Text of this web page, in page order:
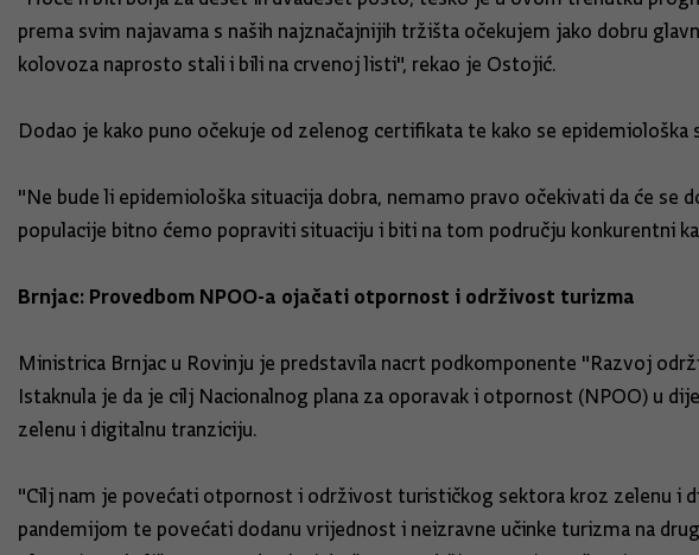
prema svim najavama s naših najznačajnijih tržišta očekujem jako dobru
kolovoza naprosto stali i bili na crvenoj listi", rekao je Ostojić.
Dodao je kako puno očekuje od zelenog certifikata te kako se
"Ne bude li epidemiološka situacija dobra, nemamo pravo očekivati da će
populacije bitno ćemo popraviti situaciju i biti na tom području konkurentni
Brnjac: Provedbom NPOO-a ojačati otpornost i održivost turizma
Ministrica Brnjac u Rovinju je predstavila nacrt podkomponente "Razvoj
Istaknula je da je cilj Nacionalnog plana za oporavak i otpornost (NPOO) u
zelenu i digitalnu tranziciju.
"Cilj nam je povećati otpornost i održivost turističkog sektora kroz zelenu i
pandemijom te povećati dodanu vrijednost i neizravne učinke turizma na